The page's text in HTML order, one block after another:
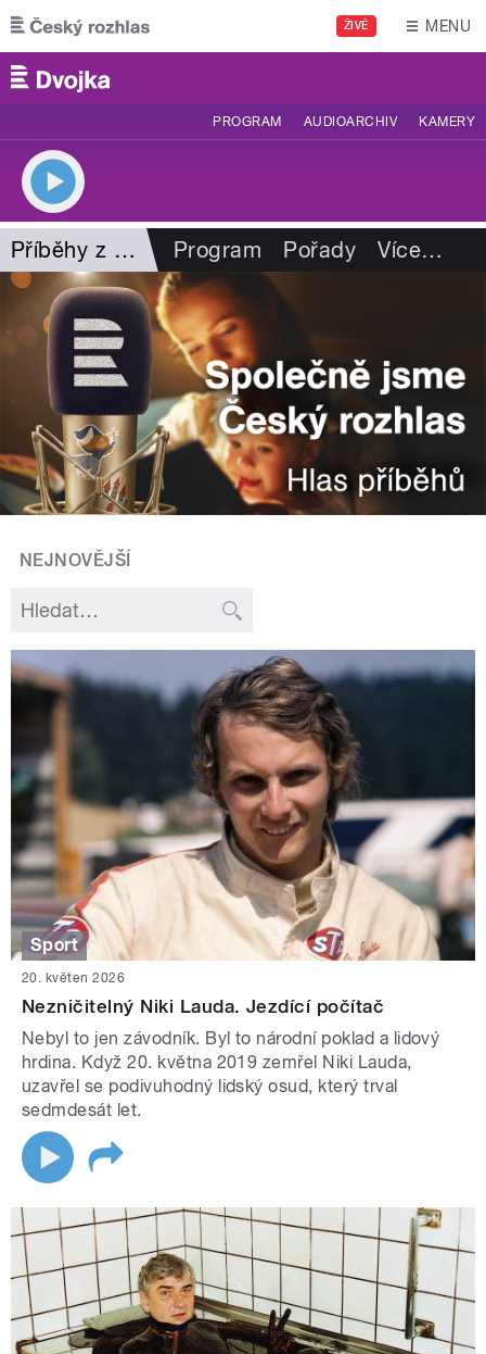
Přejít k hlavnímu obsahu
ŽIVĚ MENU
PROGRAM AUDIOARCHIV KAMERY
Příběhy z kalendáře Program Pořady Více…
NEJNOVĚJŠÍ
Sport
20. květen 2026
Nezničitelný Niki Lauda. Jezdící počítač
Nebyl to jen závodník. Byl to národní poklad a lidový
hrdina. Když 20. května 2019 zemřel Niki Lauda,
uzavřel se podivuhodný lidský osud, který trval
sedmdesát let.